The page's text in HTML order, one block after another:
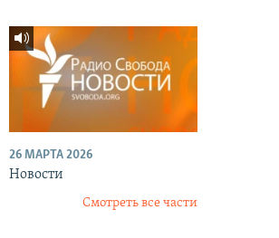
26 МАРТА 2026
Новости
Смотреть все части